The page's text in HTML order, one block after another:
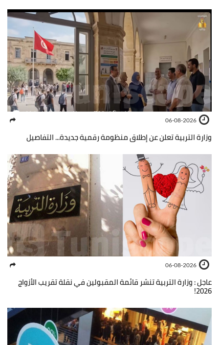
06-08-2026
وزارة التربية تعلن عن إطلاق منظومة رقمية جديدة... التفاصيل
06-08-2026
عاجل : وزارة التربية تنشر قائمة المقبولين في نقلة تقريب الأزواج
2026!